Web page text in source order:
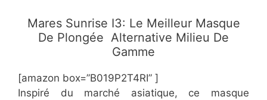
Mares Sunrise I3: Le Meilleur Masque
De Plongée Alternative Milieu De
Gamme
[amazon box=”​​B019P2T4RI” ]
Inspiré du marché asiatique, ce masque